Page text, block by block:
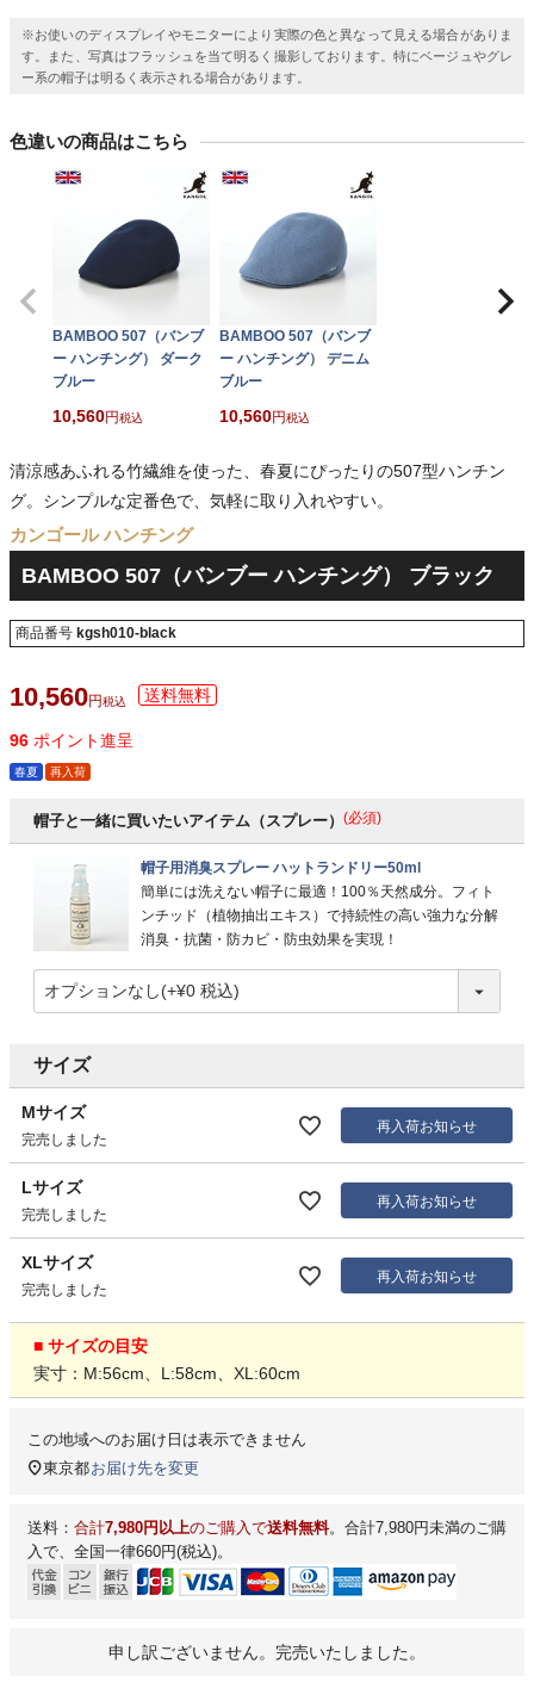
※お使いのディスプレイやモニターにより実際の色と異なって見える場合がありま
す。また、写真はフラッシュを当て明るく撮影しております。特にベージュやグレ
ー系の帽子は明るく表示される場合があります。
色違いの商品はこちら
BAMBOO 507（バンブ
ー ハンチング） ダーク
ブルー
10,560 税込
BAMBOO 507（バンブ
ー ハンチング） デニム
ブルー
10,560 税込
清涼感あふれる竹繊維を使った、春夏にぴったりの507型ハンチン
グ。シンプルな定番色で、気軽に取り入れやすい。
カンゴール ハンチング
BAMBOO 507（バンブー ハンチング） ブラック
商品番号 kgsh010-black
10,560 税込
96 ポイント進呈
春夏 再入荷
帽子と一緒に買いたいアイテム（スプレー） (必須)
帽子用消臭スプレー ハットランドリー50ml
簡単には洗えない帽子に最適！100％天然成分。フィト
ンチッド（植物抽出エキス）で持続性の高い強力な分解
消臭・抗菌・防カビ・防虫効果を実現！
サイズ
Mサイズ
完売しました
再入荷お知らせ
Lサイズ
完売しました
再入荷お知らせ
XLサイズ
完売しました
再入荷お知らせ
■ サイズの目安
実寸：M:56cm、L:58cm、XL:60cm
この地域へのお届け日は表示できません
東京都お届け先を変更
送料： 合計7,980円以上のご購入で送料無料。合計7,980円未満のご購
入で、全国一律660円(税込)。
申し訳ございません。完売いたしました。